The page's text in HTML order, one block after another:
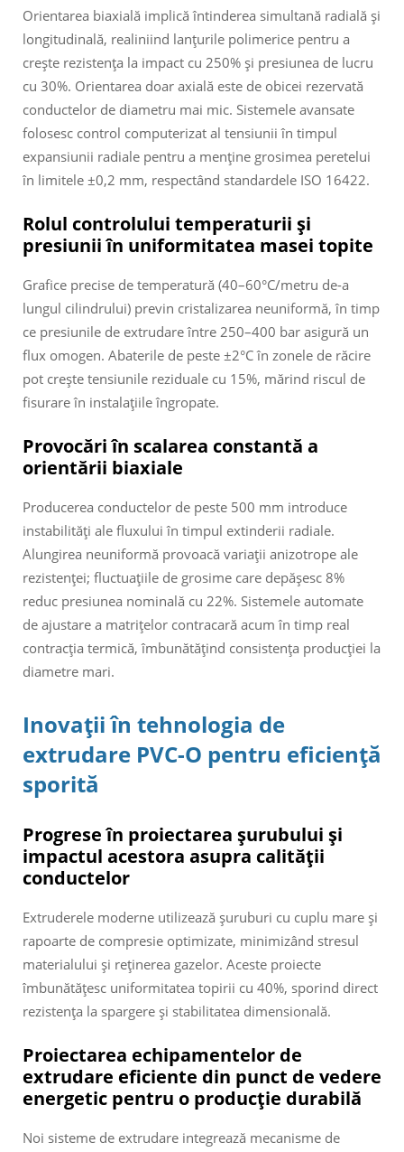
Orientarea biaxială implică întinderea simultană radială și
longitudinală, realiniind lanțurile polimerice pentru a
crește rezistența la impact cu 250% și presiunea de lucru
cu 30%. Orientarea doar axială este de obicei rezervată
conductelor de diametru mai mic. Sistemele avansate
folosesc control computerizat al tensiunii în timpul
expansiunii radiale pentru a menține grosimea peretelui
în limitele ±0,2 mm, respectând standardele ISO 16422.
Rolul controlului temperaturii și
presiunii în uniformitatea masei topite
Grafice precise de temperatură (40–60°C/metru de-a
lungul cilindrului) previn cristalizarea neuniformă, în timp
ce presiunile de extrudare între 250–400 bar asigură un
flux omogen. Abaterile de peste ±2°C în zonele de răcire
pot crește tensiunile reziduale cu 15%, mărind riscul de
fisurare în instalațiile îngropate.
Provocări în scalarea constantă a
orientării biaxiale
Producerea conductelor de peste 500 mm introduce
instabilități ale fluxului în timpul extinderii radiale.
Alungirea neuniformă provoacă variații anizotrope ale
rezistenței; fluctuațiile de grosime care depășesc 8%
reduc presiunea nominală cu 22%. Sistemele automate
de ajustare a matrițelor contracară acum în timp real
contracția termică, îmbunătățind consistența producției la
diametre mari.
Inovații în tehnologia de
extrudare PVC-O pentru eficiență
sporită
Progrese în proiectarea șurubului și
impactul acestora asupra calității
conductelor
Extruderele moderne utilizează șuruburi cu cuplu mare și
rapoarte de compresie optimizate, minimizând stresul
materialului și reținerea gazelor. Aceste proiecte
îmbunătățesc uniformitatea topirii cu 40%, sporind direct
rezistența la spargere și stabilitatea dimensională.
Proiectarea echipamentelor de
extrudare eficiente din punct de vedere
energetic pentru o producție durabilă
Noi sisteme de extrudare integrează mecanisme de